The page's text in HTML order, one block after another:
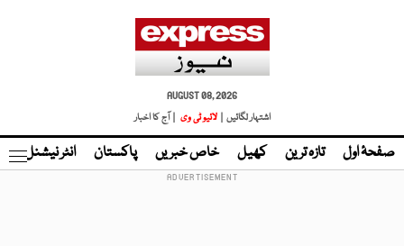
AUGUST 08, 2026
اشتہار لگائیں |
لائیو ٹی وی | آج کا اخبار
صفحۂ اول تازہ ترین کھیل خاص خبریں پاکستان انٹر نیشنل